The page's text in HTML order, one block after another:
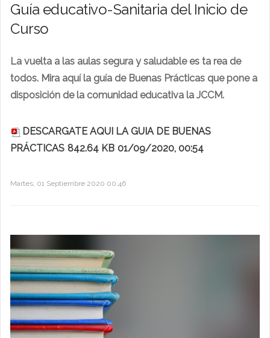
Guía educativo-Sanitaria del Inicio de
Curso
La vuelta a las aulas segura y saludable es ta rea de
todos. Mira aquí la guía de Buenas Prácticas que pone a
disposición de la comunidad educativa la JCCM.
DESCARGATE AQUI LA GUIA DE BUENAS
PRÁCTICAS 842.64 KB 01/09/2020, 00:54
Martes, 01 Septiembre 2020 00:46